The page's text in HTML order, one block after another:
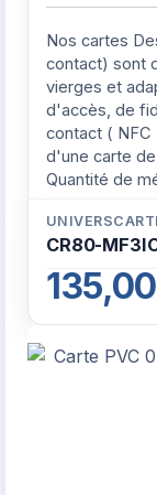
Nos cartes
contact) sont
vierges et
d'accès, de
contact ( NFC
d'une carte
Quantité de
CR80-